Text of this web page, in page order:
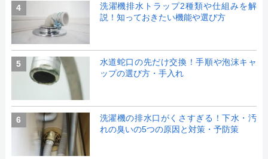
4
洗濯機排水トラップ2種類や仕組みを解
説！知っておきたい機能や選び方
5
水道蛇口の先だけ交換！手順や泡沫キャ
ップの選び方・手入れ
6
洗濯機の排水口がくさすぎる！下水・汚
れの臭いの5つの原因と対策・予防策